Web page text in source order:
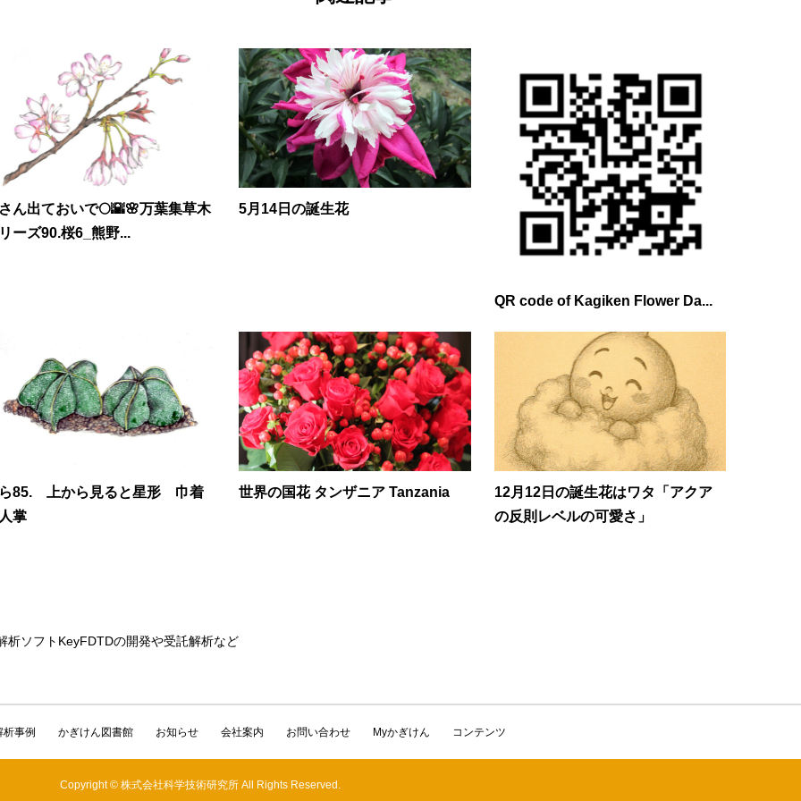
ん出ておいで🌕🌇🌸万葉集草木
ーズ90.桜6_熊野...
5月14日の誕生花
QR code of Kagiken Flower Da...
85. 上から見ると星形 巾着
掌
世界の国花 タンザニア Tanzania
12月12日の誕生花はワタ「アクア
の反則レベルの可愛さ」
析ソフトKeyFDTDの開発や受託解析など
事例 かぎけん図書館 お知らせ 会社案内 お問い合わせ Myかぎけん コンテンツ
Copyright © 株式会社科学技術研究所 All Rights Reserved.